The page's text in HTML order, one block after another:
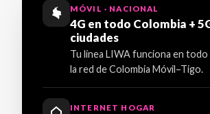
MÓVIL · NACIONAL
4G en todo Colombia +
ciudades
Tu línea LIWA funciona en todo
la red de Colombia Móvil–Tigo.
INTERNET HOGAR